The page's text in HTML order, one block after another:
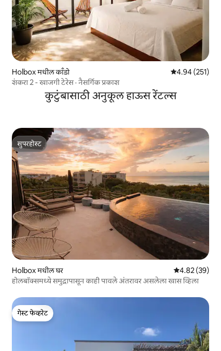
Holbox मधील काँडो 5 पैकी 4.94
4.94 (251)
शंकरा 2 - खाजगी टेरेस · नैसर्गिक प्रकाश
कुटुंबासाठी अनुकूल हाऊस रेंटल्स
सुपरहोस्ट
सुपरहोस्ट
Holbox मधील घर 5 पैकी 4.82
4.82 (39)
होलबॉक्समध्ये समुद्रापासून काही पावले अंतरावर असलेला खास व्हिला
गेस्ट फेव्हरेट
गेस्ट फेव्हरेट